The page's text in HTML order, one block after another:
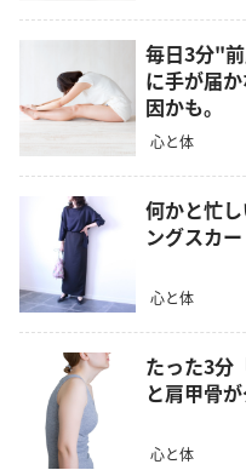
毎日3分"
に手が届
因かも。
心と体
何かと忙
ングスカ
心と体
たった3分
と肩甲骨
心と体